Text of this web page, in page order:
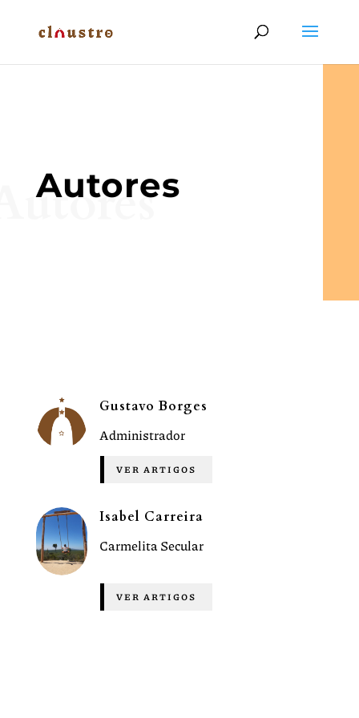
Autores
Gustavo Borges
Administrador
VER ARTIGOS
Isabel Carreira
Carmelita Secular
VER ARTIGOS